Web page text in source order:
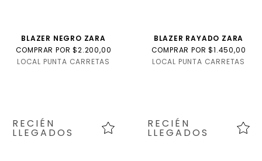
BLAZER NEGRO ZARA
COMPRAR POR $2.200,00
LOCAL PUNTA CARRETAS
BLAZER RAYADO ZARA
COMPRAR POR $1.450,00
LOCAL PUNTA CARRETAS
RECIÉN
LLEGADOS
RECIÉN
LLEGADOS